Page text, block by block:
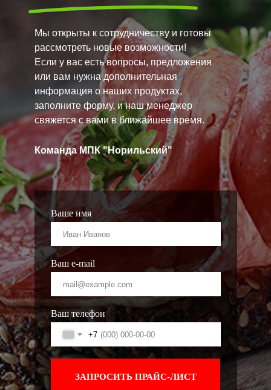
Мы открыты к сотрудничеству и готовы
рассмотреть новые возможности!
Если у вас есть вопросы, предложения
или вам нужна дополнительная
информация о наших продуктах,
заполните форму, и наш менеджер
свяжется с вами в ближайшее время.
Команда МПК "Норильский"
Ваше имя
Ваш e-mail
Ваш телефон
+7
ЗАПРОСИТЬ ПРАЙС-ЛИСТ